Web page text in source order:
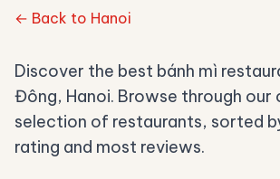
← Back to Hanoi
Discover the best bánh mì
Đông, Hanoi. Browse through our
selection of restaurants, sorted
rating and most reviews.